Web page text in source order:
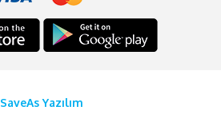
SaveAs Yazılım